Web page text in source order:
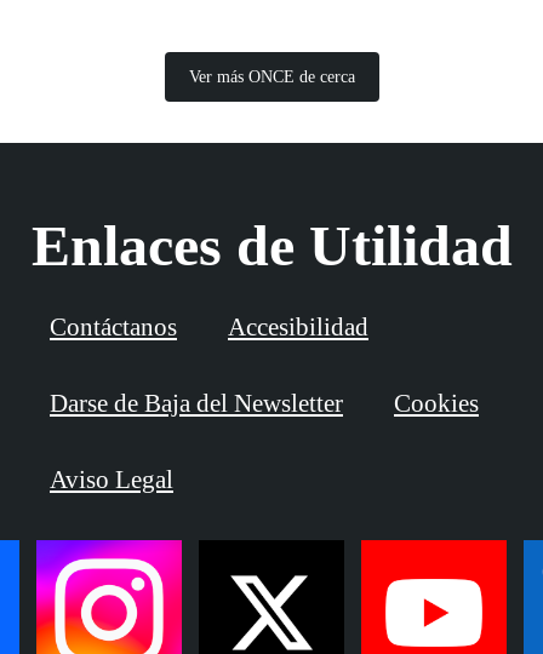
Ver más ONCE de cerca
Enlaces de Utilidad
Contáctanos Accesibilidad
Darse de Baja del Newsletter Cookies
Aviso Legal